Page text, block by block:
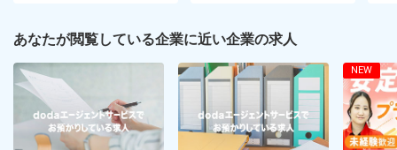
あなたが閲覧している企業に近い企業の求人
NEW